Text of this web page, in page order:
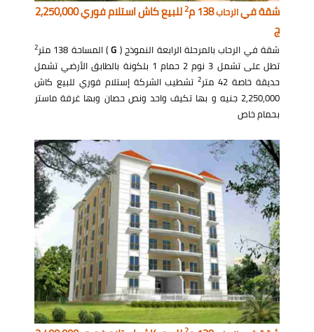
شقة فيالرحاب138 م 2
للبيع كاش استلام فوري 2,250,000
ج
شقة في الرحاب بالمرحلة الرابعة النموذج ( G) المساحة 138 متر 2
تطل على تشمل 3 نوم 2 حمام 1 بلكونة بالطابق الأرضي تشمل
حديقة خاصة 42 متر
2تشطيب الشركة إستلام فوري للبيع كاش
2,250,000 جنيه و بها تكيف واحد ونص حصان وبها غرفة ماستر
بحمام خاص